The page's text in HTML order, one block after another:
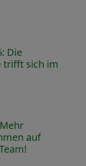
Die
trifft sich im
auf